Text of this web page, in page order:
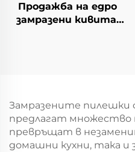
Продажба на едро
замразени кивита,
Замразените пилешки
предлагат множество
превръщат в
домашни кухни, така и